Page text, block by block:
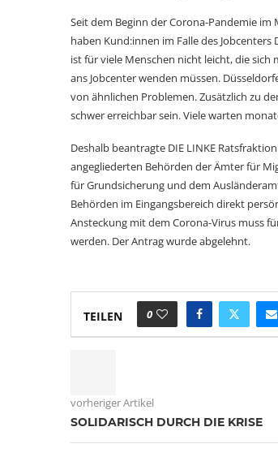
Seit dem Beginn der Corona-Pandemie im
haben Kund:innen im Falle des
ist für viele Menschen nicht leicht, die
ans Jobcenter wenden müssen.
von ähnlichen Problemen. Zusätzlich zu
schwer erreichbar sein. Viele warten
Deshalb beantragte DIE LINKE
angegliederten Behörden der Ämter für
für Grundsicherung und dem
Behörden im Eingangsbereich direkt
Ansteckung mit dem Corona-Virus muss
werden. Der Antrag wurde abgelehnt.
TEILEN 0
vorheriger Artikel
SOLIDARISCH DURCH DIE KRISE